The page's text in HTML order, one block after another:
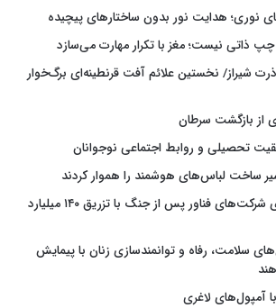
نوری؛ هدایت نور بدون ساختارهای پیچیده
ذاتی نیست؛ مغز با تکرار مهارت می‌سازد
شیراز/ نخستین علائم آفت قرنطینه‌ای برگ‌خوار
از بازگشت سرطان
تحصیلی و روابط اجتماعی نوجوانان
ساخت لباس‌های هوشمند را هموار کردند
مهار موج تعدیل نیروی شرکت‌های فناور پس از جنگ با تزریق ۱۴۰ میلیارد
سلامت، رفاه و توانمندسازی زنان با پیمایش
آمپول‌های لاغری